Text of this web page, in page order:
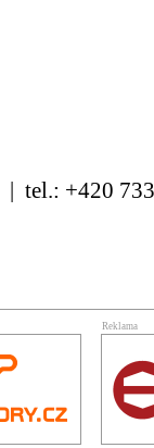
| tel.: +420
Reklama